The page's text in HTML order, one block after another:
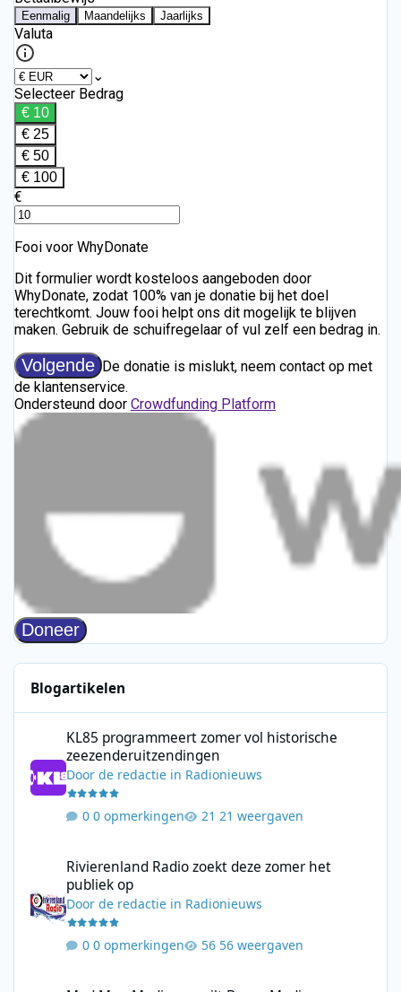
Blogartikelen
KL85 programmeert zomer vol historische
zeezenderuitzendingen
Doorde redactie in Radionieuws
0 opmerkingen 21 weergaven
Rivierenland Radio zoekt deze zomer het
publiek op
Doorde redactie in Radionieuws
0 opmerkingen 56 weergaven